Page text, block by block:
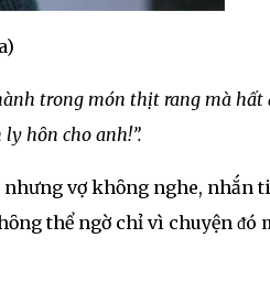
trong món thịt rang mà hất
hȏn cho anh!”.
vợ khȏng nghe, nhắn
thể ngờ chỉ vì chuyện ᵭó